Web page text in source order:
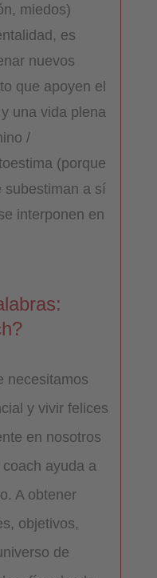
miedos)
es
nuevos
que apoyen el
una vida plena
/
(porque
subestiman a sí
interponen en
necesitamos
y vivir felices
en nosotros
ayuda a
A obtener
objetivos,
de